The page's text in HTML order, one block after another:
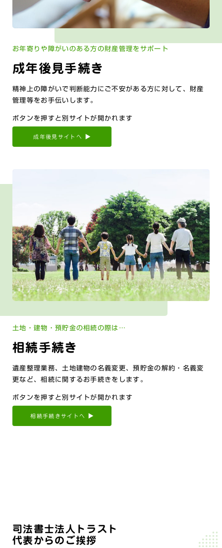
お年寄りや障がいのある方の財産管理をサポート
成年後見手続き
精神上の障がいで判断能力にご不安がある方に対して、財産
管理等をお手伝いします。
ボタンを押すと別サイトが開かれます
成年後見サイトへ
土地・建物・預貯金の相続の際は…
相続手続き
遺産整理業務、土地建物の名義変更、預貯金の解約・名義変
更など、相続に関するお手続きをします。
ボタンを押すと別サイトが開かれます
相続手続きサイトへ
司法書士法人トラスト
代表からのご挨拶